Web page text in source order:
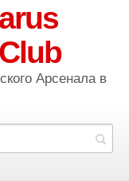
Арсенала в